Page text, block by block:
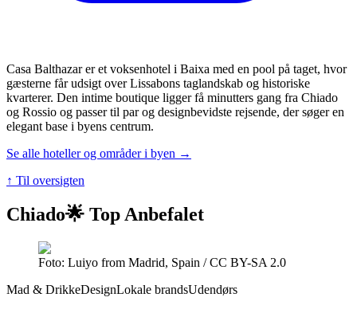
Casa Balthazar er et voksenhotel i Baixa med en pool på taget, hvor
gæsterne får udsigt over Lissabons taglandskab og historiske
kvarterer. Den intime boutique ligger få minutters gang fra Chiado
og Rossio og passer til par og designbevidste rejsende, der søger en
elegant base i byens centrum.
Se alle hoteller og områder i byen →
↑ Til oversigten
Chiado🌟 Top Anbefalet
Foto: Luiyo from Madrid, Spain / CC BY-SA 2.0
Mad & DrikkeDesignLokale brandsUdendørs